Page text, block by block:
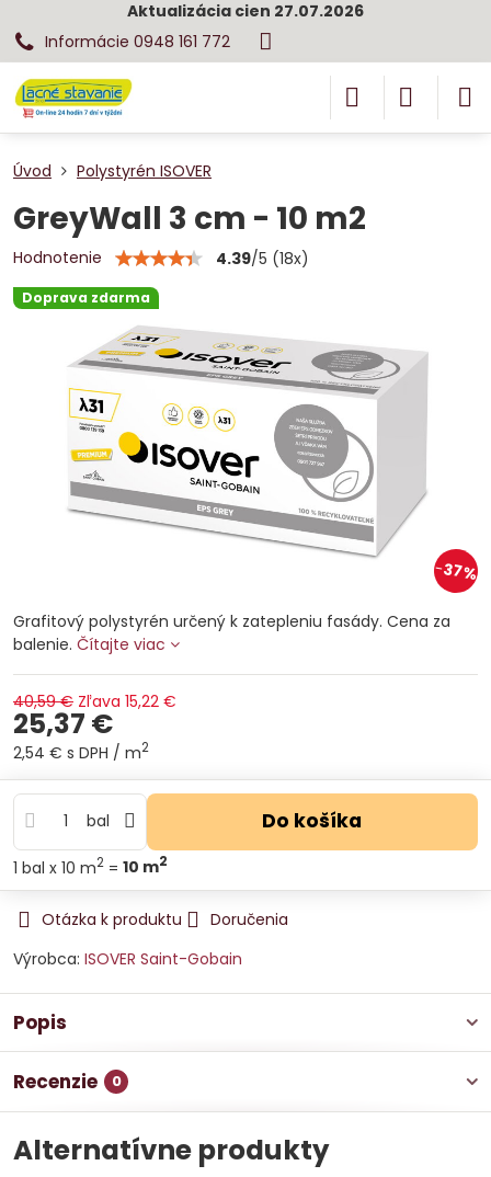
Aktualizácia cien 27.07.2026
Informácie 0948 161 772
Doprava zdarma
37%
Úvod Polystyrén ISOVER
GreyWall 3 cm - 10 m2
Hodnotenie 4.39/5 (18x)
Grafitový polystyrén určený k zatepleniu fasády. Cena za
balenie. Čítajte viac
40,59 € Zľava 15,22 €
25,37 €
2,54 € s DPH / m2
bal Do košíka
1 bal x 10 m2 = 10 m2
Otázka k produktu
Doručenia
Výrobca: ISOVER Saint-Gobain
Popis
Recenzie 0
Alternatívne produkty